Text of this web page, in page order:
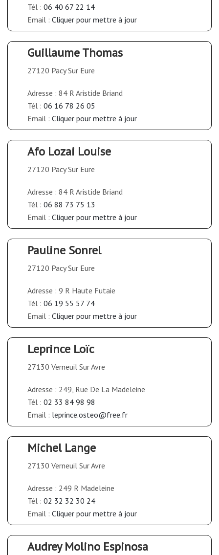
Tél : 06 40 67 22 14
Email : Cliquer pour mettre à jour
Guillaume Thomas
27120 Pacy Sur Eure
Adresse : 84 R Aristide Briand
Tél : 06 16 78 26 05
Email : Cliquer pour mettre à jour
Afo Lozai Louise
27120 Pacy Sur Eure
Adresse : 84 R Aristide Briand
Tél : 06 88 73 75 13
Email : Cliquer pour mettre à jour
Pauline Sonrel
27120 Pacy Sur Eure
Adresse : 9 R Haute Futaie
Tél : 06 19 55 57 74
Email : Cliquer pour mettre à jour
Leprince Loïc
27130 Verneuil Sur Avre
Adresse : 249, Rue De La Madeleine
Tél : 02 33 84 98 98
Email : leprince.osteo@free.fr
Michel Lange
27130 Verneuil Sur Avre
Adresse : 249 R Madeleine
Tél : 02 32 32 30 24
Email : Cliquer pour mettre à jour
Audrey Molino Espinosa